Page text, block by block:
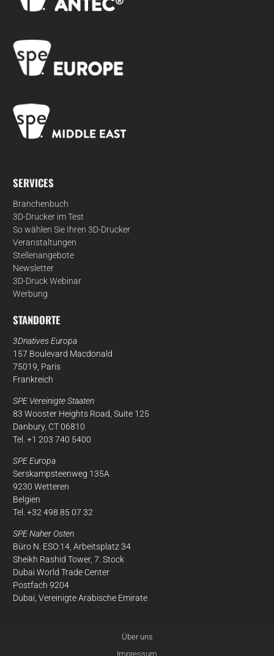
SERVICES
Branchenbuch
3D-Drucker im Test
So wählen Sie Ihren 3D-Drucker
Veranstaltungen
Stellenangebote
Newsletter
3D-Druck Webinar
Werbung
STANDORTE
3Dnatives Europa
157 Boulevard Macdonald
75019, Paris
Frankreich
SPE Vereinigte Staaten
83 Wooster Heights Road, Suite 125
Danbury, CT 06810
Tel. +1 203 740 5400
SPE Europa
Serskampsteenweg 135A
9230 Wetteren
Belgien
Tel. +32 498 85 07 32
SPE Naher Osten
Büro N. ESO:14, Arbeitsplatz 34
Sheikh Rashid Tower, 7. Stock
Dubai World Trade Center
Postfach 9204
Dubai, Vereinigte Arabische Emirate
Über uns
Impressum